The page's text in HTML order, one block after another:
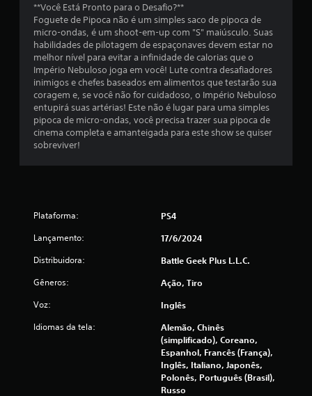
**Você Está Pronto para o Desafio?**
Foguete de Pipoca não é um simples saco de pipoca de
micro-ondas, é um shoot-em-up com "S" maiúsculo. Suas
habilidades de pilotagem de espaçonaves devem estar no
melhor nível para evitar a infinidade de calorias que o
Império Nebuloso joga em você! Lute contra desafiadores
inimigos e chefes baseados em alimentos que testarão sua
coragem e, se você não for cuidadoso, o Império Nebuloso
entupirá suas artérias! Este não é lugar para uma simples
pipoca de micro-ondas, você precisa trazer sua pipoca de
cinema completa e amanteigada para este show se quiser
sobreviver!
Plataforma: PS4
Lançamento: 17/6/2024
Distribuidora: Battle Geek Plus L.L.C.
Gêneros: Ação, Tiro
Voz: Inglês
Idiomas da tela:
Alemão, Chinês
(simplificado), Coreano,
Espanhol, Francês (França),
Inglês, Italiano, Japonês,
Polonês, Português (Brasil),
Russo